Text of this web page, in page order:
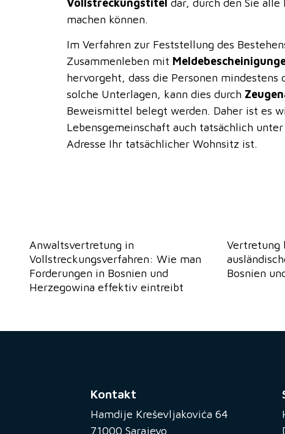
Vollstreckungstitel dar, durch den Sie
machen können.
Im Verfahren zur Feststellung des
Zusammenleben mit
hervorgeht, dass die Personen
solche Unterlagen, kann dies durch
Beweismittel belegt werden. Daher ist es
Lebensgemeinschaft auch tatsächlich
Adresse Ihr tatsächlicher Wohnsitz ist.
Anwaltsvertretung in
Vollstreckungsverfahren: Wie man
Forderungen in Bosnien und
Herzegowina effektiv eintreibt
Vertretung
Bosnien
Kontakt
Hamdije Kreševljakovića 64
71000 Sarajevo